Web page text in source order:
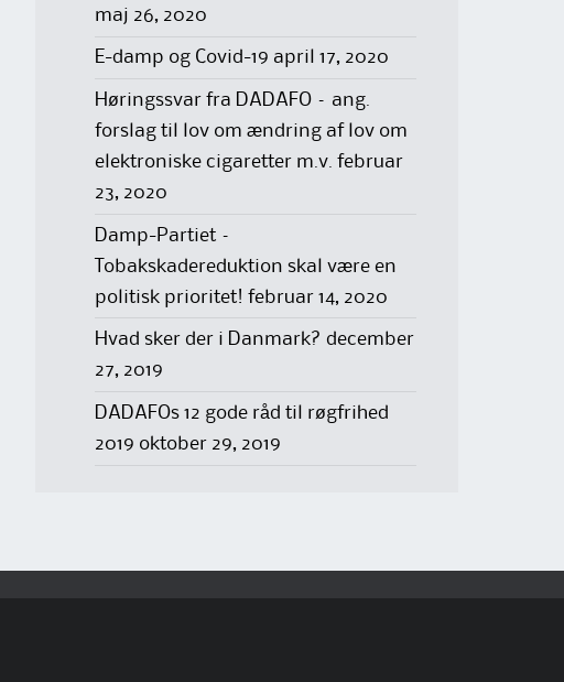
maj 26, 2020
E-damp og Covid-19 april 17, 2020
Høringssvar fra DADAFO – ang.
forslag til lov om ændring af lov om
elektroniske cigaretter m.v. februar
23, 2020
Damp-Partiet –
Tobakskadereduktion skal være en
politisk prioritet! februar 14, 2020
Hvad sker der i Danmark? december
27, 2019
DADAFOs 12 gode råd til røgfrihed
2019 oktober 29, 2019